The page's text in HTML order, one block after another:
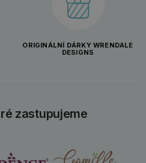
ORIGINÁLNÍ DÁRKY WRENDALE
DESIGNS
zastupujeme